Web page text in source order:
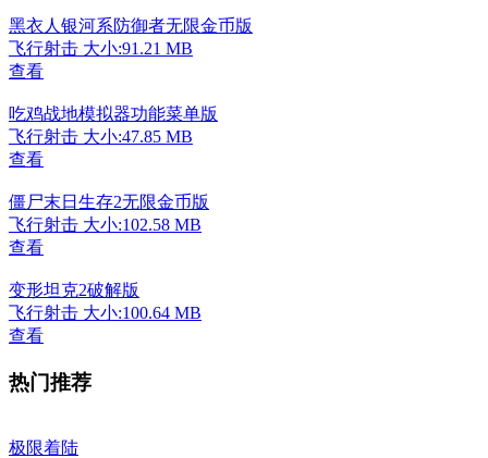
黑衣人银河系防御者无限金币版
飞行射击 大小:91.21 MB
查看
吃鸡战地模拟器功能菜单版
飞行射击 大小:47.85 MB
查看
僵尸末日生存2无限金币版
飞行射击 大小:102.58 MB
查看
变形坦克2破解版
飞行射击 大小:100.64 MB
查看
热门推荐
极限着陆